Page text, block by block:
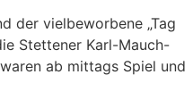
der vielbeworbene „Tag
Stettener Karl-Mauch-
ab mittags Spiel und